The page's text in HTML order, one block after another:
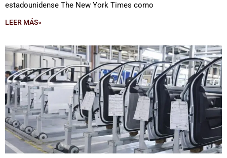
estadounidense The New York Times como
LEER MÁS»